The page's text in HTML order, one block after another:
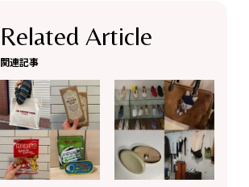
Related Article
関連記事